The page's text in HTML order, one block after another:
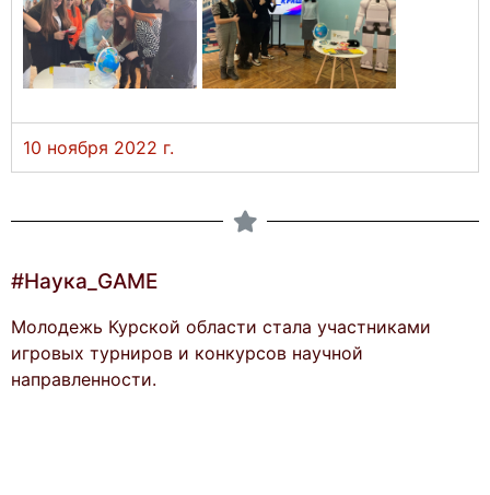
10 ноября 2022 г.
#Наука_GAME
Молодежь Курской области стала участниками
игровых турниров и конкурсов научной
направленности.